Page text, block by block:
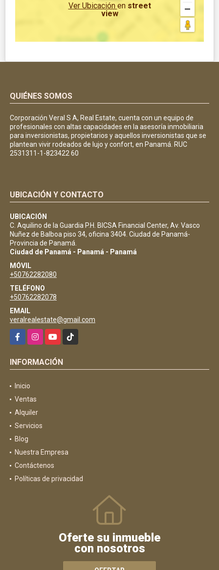
Ver Ubicación en street
view
QUIÉNES SOMOS
Corporación Veral S A, Real Estate, cuenta con un equipo de
profesionales con altas capacidades en la asesoría inmobiliaria
para inversionistas, propietarios y aquellos inversionistas que se
plantean vivir rodeados de lujo y confort, en Panamá. RUC
2531311-1-823422 60
UBICACIÓN Y CONTACTO
UBICACIÓN
C. Aquilino de la Guardia P.H. BICSA Financial Center, Av. Vasco
Nuñez de Balboa piso 34, oficina 3404. Ciudad de Panamá-
Provincia de Panamá.
Ciudad de Panamá - Panamá - Panamá
MÓVIL
+50762282080
TELÉFONO
+50762282078
EMAIL
veralrealestate@gmail.com
FacebookInstagramYouTubeTikTok
INFORMACIÓN
Inicio
Ventas
Alquiler
Servicios
Blog
Nuestra Empresa
Contáctenos
Políticas de privacidad
Oferte su inmueble
con nosotros